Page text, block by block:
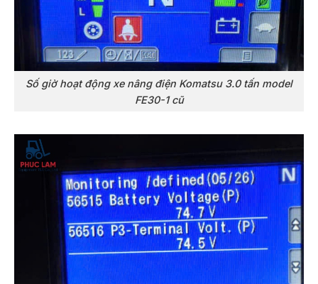
Số giờ hoạt động xe nâng điện Komatsu 3.0 tấn model
FE30-1 cũ